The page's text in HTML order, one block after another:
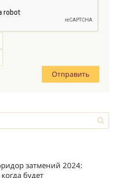
затмений 2024:
будет